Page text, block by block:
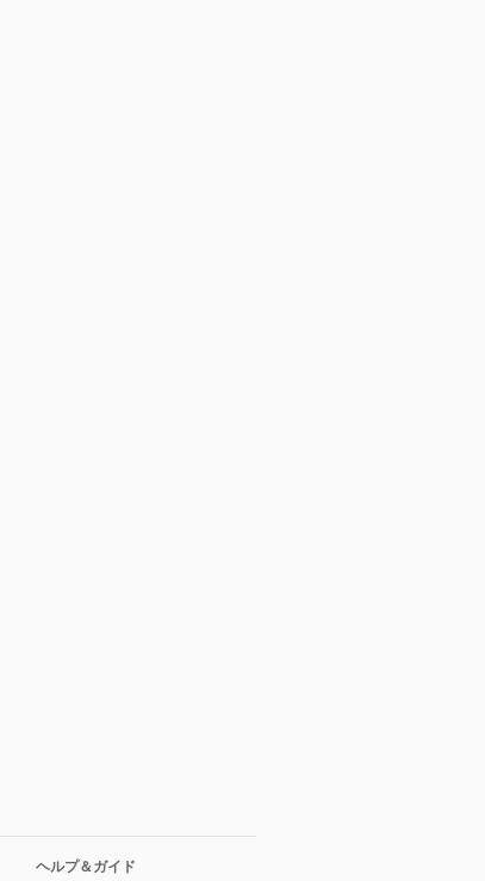
ヘルプ＆ガイド